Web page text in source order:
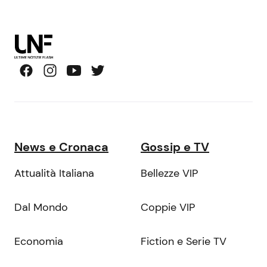
News e Cronaca
Attualità Italiana
Dal Mondo
Economia
Gossip e TV
Bellezze VIP
Coppie VIP
Fiction e Serie TV